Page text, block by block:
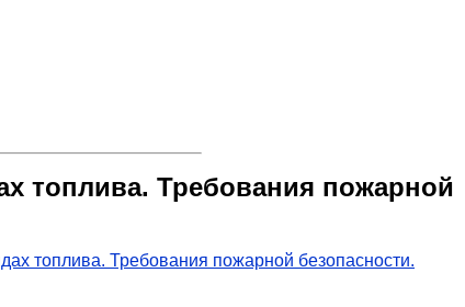
топлива. Требования пожарной
топлива. Требования пожарной безопасности.